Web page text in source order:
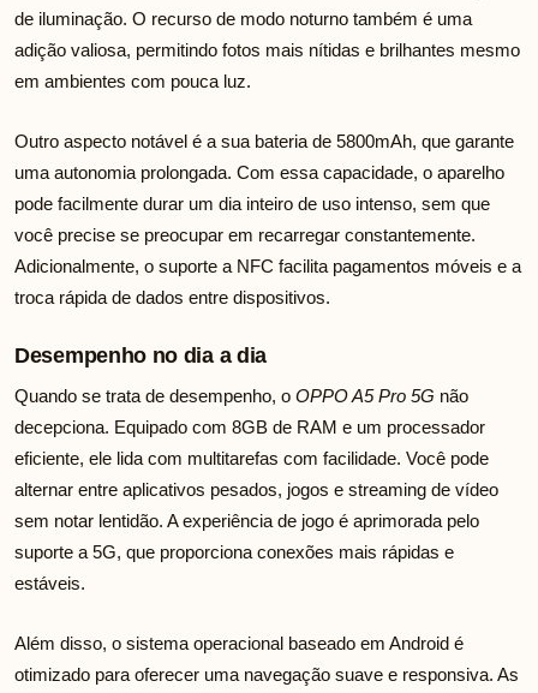
de iluminação. O recurso de modo noturno também é uma
adição valiosa, permitindo fotos mais nítidas e brilhantes mesmo
em ambientes com pouca luz.
Outro aspecto notável é a sua bateria de 5800mAh, que garante
uma autonomia prolongada. Com essa capacidade, o aparelho
pode facilmente durar um dia inteiro de uso intenso, sem que
você precise se preocupar em recarregar constantemente.
Adicionalmente, o suporte a NFC facilita pagamentos móveis e a
troca rápida de dados entre dispositivos.
Desempenho no dia a dia
Quando se trata de desempenho, o OPPO A5 Pro 5G não
decepciona. Equipado com 8GB de RAM e um processador
eficiente, ele lida com multitarefas com facilidade. Você pode
alternar entre aplicativos pesados, jogos e streaming de vídeo
sem notar lentidão. A experiência de jogo é aprimorada pelo
suporte a 5G, que proporciona conexões mais rápidas e
estáveis.
Além disso, o sistema operacional baseado em Android é
otimizado para oferecer uma navegação suave e responsiva. As